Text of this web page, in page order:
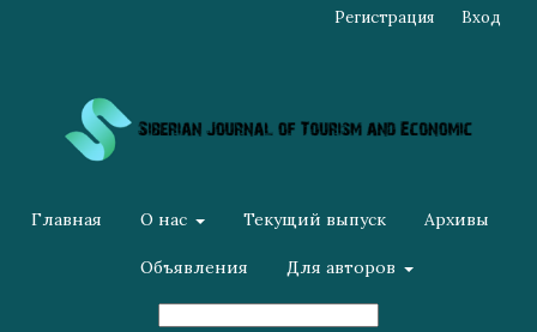
Главная О нас Текущий выпуск Архивы
Объявления Для авторов
Регистрация Вход